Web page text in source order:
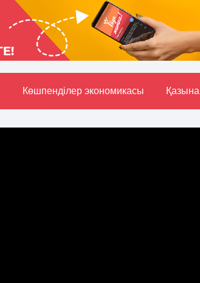
Көшпенділер экономикасы